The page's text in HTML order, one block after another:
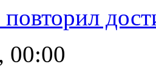
00:00